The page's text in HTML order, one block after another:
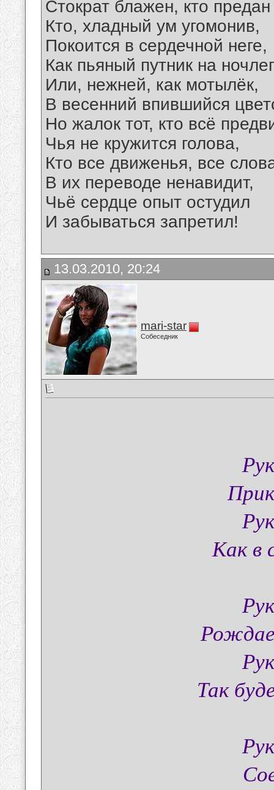
Стократ блажен, кто
Кто, хладный ум угомонив,
Покоится в сердечной неге,
Как пьяный путник на
Или, нежней, как мотылёк,
В весенний впившийся
Но жалок тот, кто всё
Чья не кружится голова,
Кто все движенья, все
В их переводе ненавидит,
Чьё сердце опыт остудил
И забываться запретил!
13.03.2010, 20:24
mari-star
Собеседник
Как в
Так